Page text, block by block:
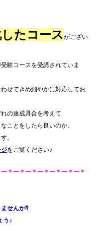
たコース がござい
験コースを受講されていま
せてきめ細やかに対応してお
の達成具合を考えて
ことをしたら良いのか、
。
をご覧ください♪
＊ー＊ー＊ー＊ー＊ー＊ー＊
せんか⁇
う♪